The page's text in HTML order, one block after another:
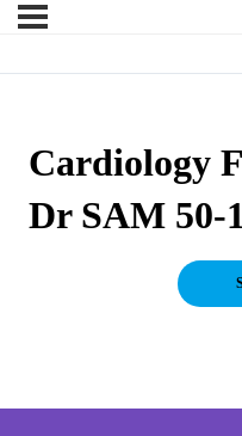
Cardiology
Dr SAM 50-